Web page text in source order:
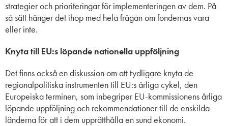
strategier och prioriteringar för implementeringen av dem. På
så sätt hänger det ihop med hela frågan om fondernas vara
eller inte.
Knyta till EU:s löpande nationella uppföljning
Det finns också en diskussion om att tydligare knyta de
regionalpolitiska instrumenten till EU:s årliga cykel, den
Europeiska terminen, som inbegriper EU-kommissionens årliga
löpande uppföljning och rekommendationer till de enskilda
länderna för att i dem upprätthålla en sund ekonomi.